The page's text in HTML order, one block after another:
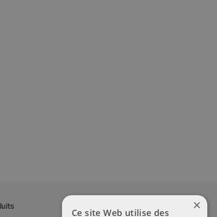
93Y
×
Ce site Web utilise des